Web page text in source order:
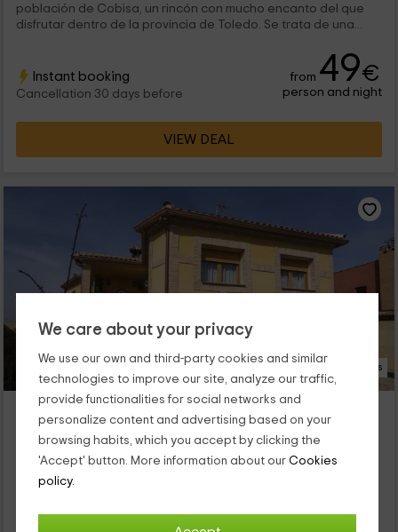
We care about your privacy
We use our own and third-party cookies and similar
technologies to improve our site, analyze our traffic,
provide functionalities for social networks and
personalize content and advertising based on your
browsing habits, which you accept by clicking the
'Accept' button. More information about our Cookies
policy.
población de Cobisa, un rincón con mucho encanto del que
disfrutar dentro de la provincia de Toledo. Se trata de una...
Instant booking
Cancellation 30 days before
from 49€
person and night
VIEW DEAL
63 Photos
Casa Rural Flor de la Jara
Cobisa, Toledo
0 reviews
Booked 7 times
Full Rental